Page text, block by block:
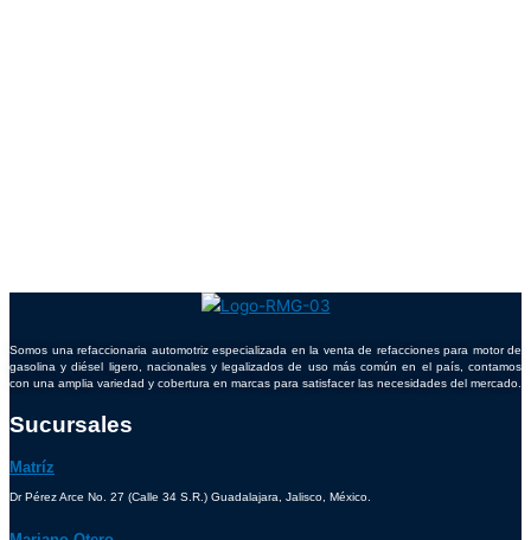
Somos una refaccionaria automotriz especializada en la venta de refacciones para motor de
gasolina y diésel ligero, nacionales y legalizados de uso más común en el país, contamos
con una amplia variedad y cobertura en marcas para satisfacer las necesidades del mercado.
Sucursales
Matríz
Dr Pérez Arce No. 27 (Calle 34 S.R.) Guadalajara, Jalisco, México.